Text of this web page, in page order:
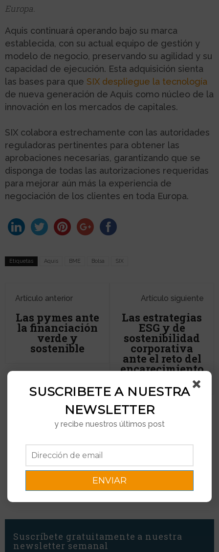
Europa.
Aquis continuará operando bajo su marca
establecida, con su actual equipo de gestión y
modelo de negocio, preservando su agilidad y su
capacidad de ejecución. Esta adquisición sienta
las bases para que SIX despliegue la tecnología
de nueva generación de Aquis como núcleo de la
innovación en los mercados de capitales.
SIX colabora estrechamente con las autoridades
reguladoras pertinentes para obtener las
aprobaciones necesarias, garantizando que se
disponga de todas las autorizaciones requeridas
para mejorar aún más la experiencia de
negociación de los clientes en toda Europa.
Etiquetas Aquis BME Bolsa SIX
Artículo anterior
Las pymes ante
la financiación
verde y
sostenible
Artículo siguiente
Las estrategias
ESG y de
sostenibilidad
corporativa
ante el reto del
encarecimiento
OPINIÓN
Se impone la cooperación
corporativa para el avance
económico y social
Suscríbete gratuitamente a nuestra
newsletter semanal
SUSCRIBETE A NUESTRA
NEWSLETTER
y recibe nuestros últimos post